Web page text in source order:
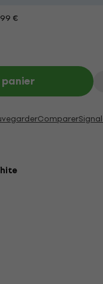
€
Comparer